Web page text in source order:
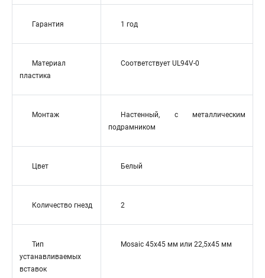
Гарантия 1 год
Материал
пластика
Соответствует UL94V-0
Монтаж
Настенный, с металлическим
подрамником
Цвет Белый
Количество гнезд 2
Тип
устанавливаемых
вставок
Mosaic 45x45 мм или 22,5х45 мм